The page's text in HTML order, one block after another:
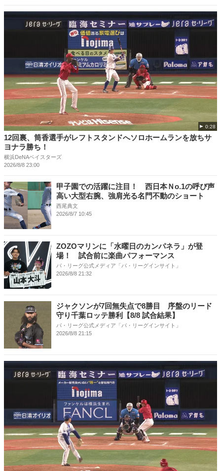
0:28
12回裏、筒香選手がレフトスタンドへソロホームランを放ちサ
ヨナラ勝ち！
横浜DeNAベイスターズ
2026/8/8 23:00
甲子園での活躍に注目！ 西日本Ｎo.1の呼び声
高い大型右腕、強肩光る名門不動のショート
西尾典文
2026/8/7 10:45
ZOZOマリンに「水曜日のカンパネラ」が登
場！ 試合前に楽曲パフォーマンス
パ・リーグ公式メディア「パ・リーグインサイト」
2026/8/8 21:32
ジャクソンが7回無失点で8勝目 序盤のリード
守り千葉ロッテ勝利【8/8 試合結果】
パ・リーグ公式メディア「パ・リーグインサイト」
2026/8/8 21:15